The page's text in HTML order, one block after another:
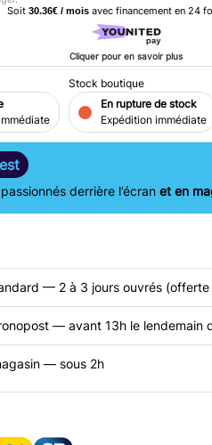
Soit 30.36€ / mois avec financement en 24
Cliquer pour en savoir plus
Stock boutique
En rupture de stock
Expédition immédiate
derrière l’écran et en
— 2 à 3 jours ouvrés
— avant 13h le lendemain
— sous 2h